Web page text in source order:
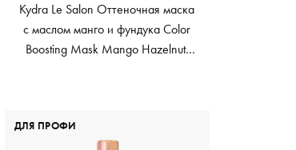
Kydra Le Salon Оттеночная маска
с маслом манго и фундука Color
Boosting Mask Mango Hazelnut,
ДЛЯ ПРОФИ